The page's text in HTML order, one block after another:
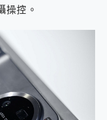
操控。